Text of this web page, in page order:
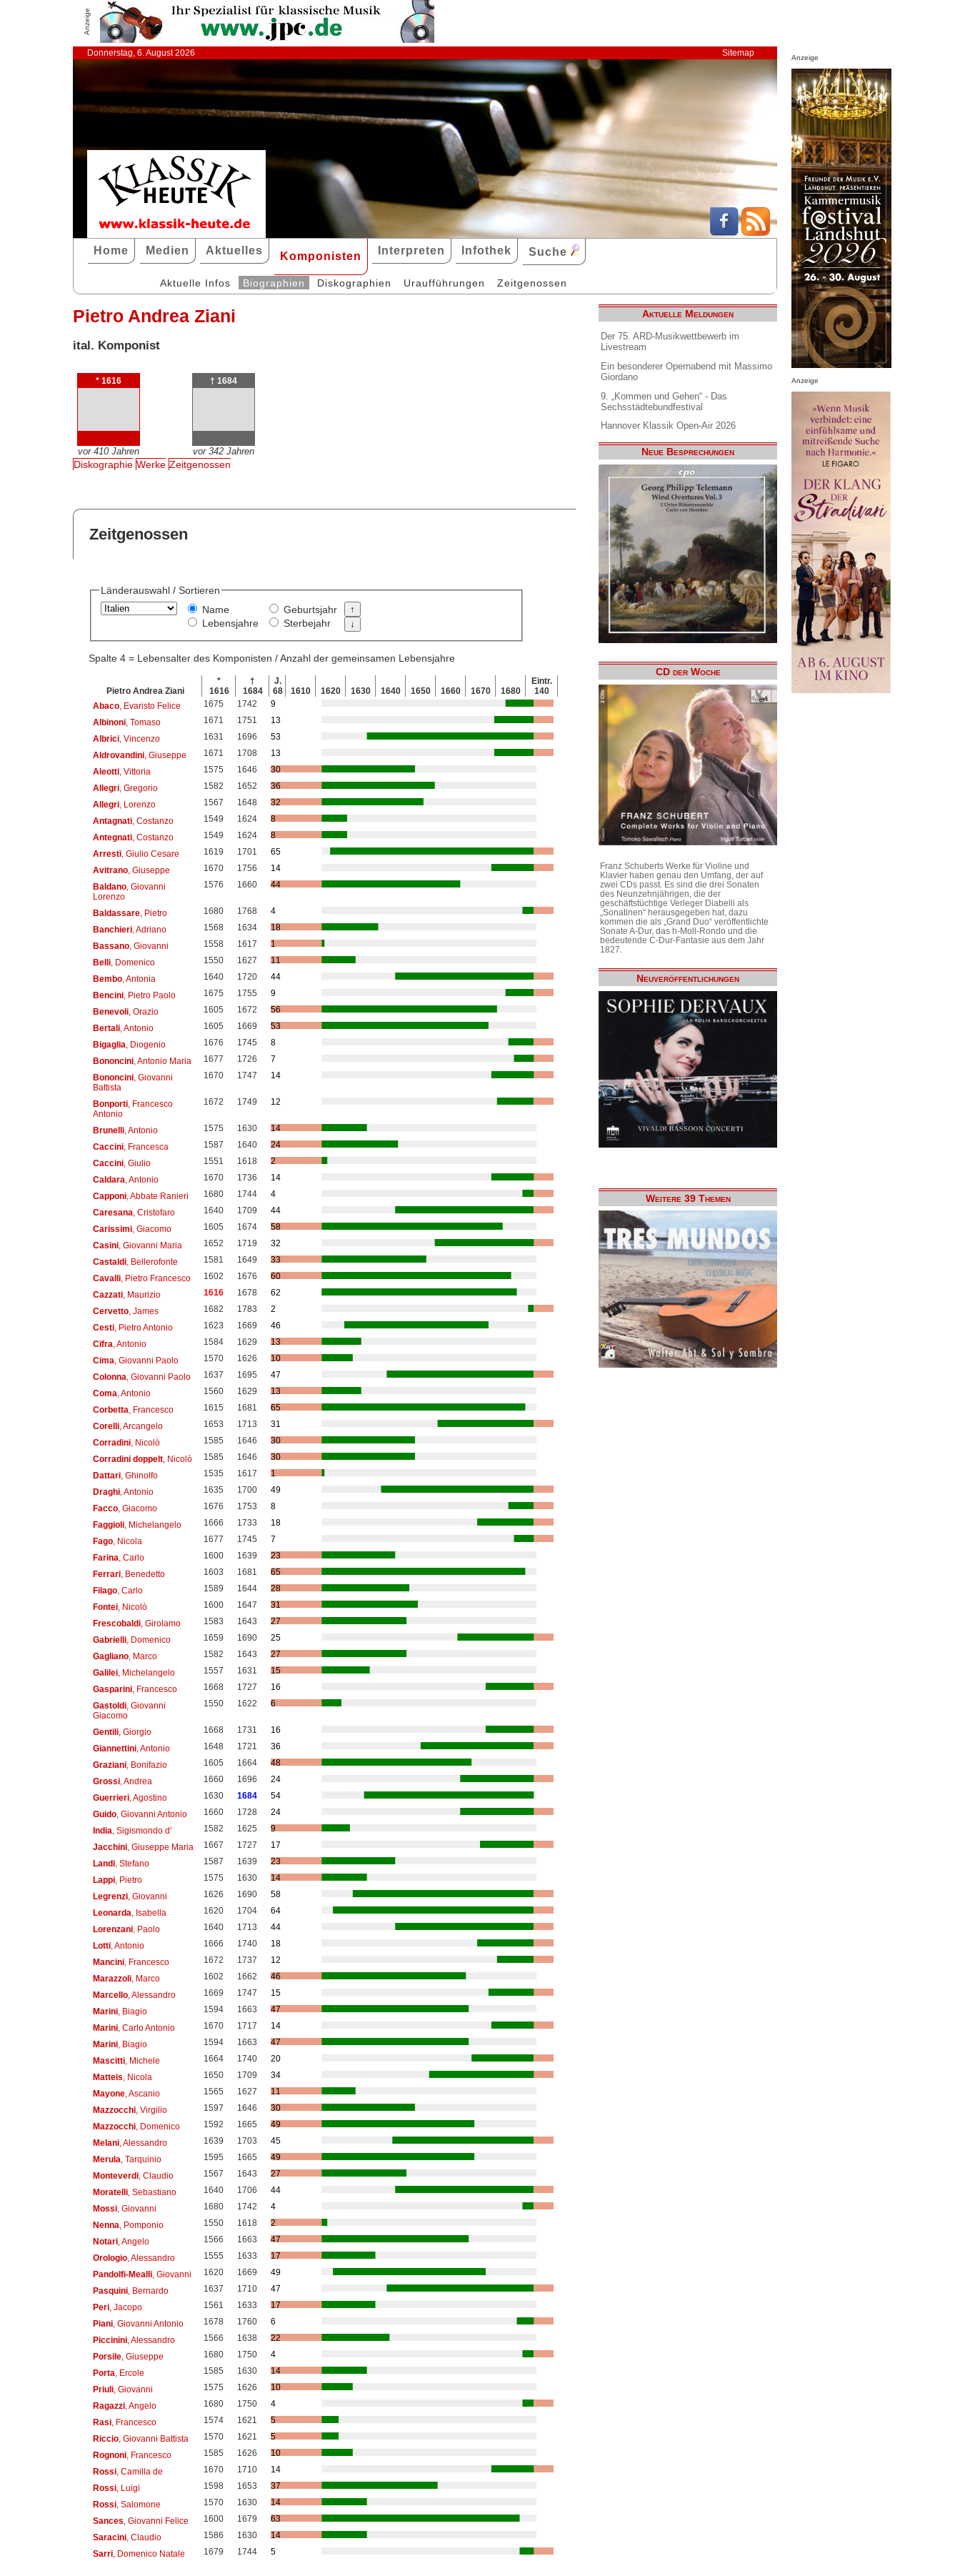
Anzeige
Donnerstag, 6. August 2026 Sitemap
Home Medien Aktuelles Komponisten Interpreten Infothek Suche
Aktuelle Infos Biographien Diskographien Uraufführungen Zeitgenossen
Pietro Andrea Ziani
ital. Komponist
* 1616
vor 410 Jahren
† 1684
vor 342 Jahren
Diskographie Werke Zeitgenossen
Zeitgenossen
Länderauswahl / Sortieren
Name
Lebensjahre
Geburtsjahr
Sterbejahr
Spalte 4 = Lebensalter des Komponisten / Anzahl der gemeinsamen Lebensjahre
Pietro Andrea Ziani
*
1616
†
1684
J.
68
1610 1620 1630 1640 1650 1660 1670 1680
Eintr.
140
Abaco, Evaristo Felice 1675 1742
9
Albinoni, Tomaso 1671 1751
13
Albrici, Vincenzo 1631 1696
53
Aldrovandini, Giuseppe 1671 1708
13
Aleotti, Vittoria 1575 1646
30
Allegri, Gregorio 1582 1652
36
Allegri, Lorenzo 1567 1648
32
Antagnati, Costanzo 1549 1624
8
Antegnati, Costanzo 1549 1624
8
Arresti, Giulio Cesare 1619 1701
65
Avitrano, Giuseppe 1670 1756
14
Baldano, Giovanni
Lorenzo
1576 1660 44
Baldassare, Pietro 1680 1768
4
Banchieri, Adriano 1568 1634
18
Bassano, Giovanni 1558 1617
1
Belli, Domenico 1550 1627
11
Bembo, Antonia 1640 1720
44
Bencini, Pietro Paolo 1675 1755
9
Benevoli, Orazio 1605 1672
56
Bertali, Antonio 1605 1669
53
Bigaglia , Diogenio 1676 1745
8
Bononcini, Antonio Maria 1677 1726
7
Bononcini, Giovanni
Battista
1670 1747 14
Bonporti, Francesco
Antonio
1672 1749 12
Brunelli, Antonio 1575 1630
14
Caccini, Francesca 1587 1640
24
Caccini, Giulio 1551 1618
2
Caldara , Antonio 1670 1736
14
Capponi, Abbate Ranieri 1680 1744
4
Caresana , Cristofaro 1640 1709
44
Carissimi, Giacomo 1605 1674
58
Casini, Giovanni Maria 1652 1719
32
Castaldi, Bellerofonte 1581 1649
33
Cavalli, Pietro Francesco 1602 1676
60
Cazzati, Maurizio 1616 1678
62
Cervetto, James 1682 1783
2
Cesti, Pietro Antonio 1623 1669
46
Cifra , Antonio 1584 1629
13
Cima , Giovanni Paolo 1570 1626
10
Colonna , Giovanni Paolo 1637 1695
47
Coma , Antonio 1560 1629
13
Corbetta , Francesco 1615 1681
65
Corelli, Arcangelo 1653 1713
31
Corradini, Nicolò 1585 1646
30
Corradini doppelt, Nicolò 1585 1646
30
Dattari, Ghinolfo 1535 1617
1
Draghi, Antonio 1635 1700
49
Facco, Giacomo 1676 1753
8
Faggioli, Michelangelo 1666 1733
18
Fago, Nicola 1677 1745
7
Farina , Carlo 1600 1639
23
Ferrari, Benedetto 1603 1681
65
Filago, Carlo 1589 1644
28
Fontei, Nicolò 1600 1647
31
Frescobaldi, Girolamo 1583 1643
27
Gabrielli, Domenico 1659 1690
25
Gagliano, Marco 1582 1643
27
Galilei, Michelangelo 1557 1631
15
Gasparini, Francesco 1668 1727
16
Gastoldi, Giovanni
Giacomo
1550 1622 6
Gentili, Giorgio 1668 1731
16
Giannettini, Antonio 1648 1721
36
Graziani, Bonifazio 1605 1664
48
Grossi, Andrea 1660 1696
24
Guerrieri, Agostino 1630 1684
54
Guido, Giovanni Antonio 1660 1728
24
India , Sigismondo d' 1582 1625
9
Jacchini, Giuseppe Maria 1667 1727
17
Landi, Stefano 1587 1639
23
Lappi, Pietro 1575 1630
14
Legrenzi, Giovanni 1626 1690
58
Leonarda , Isabella 1620 1704
64
Lorenzani, Paolo 1640 1713
44
Lotti, Antonio 1666 1740
18
Mancini, Francesco 1672 1737
12
Marazzoli, Marco 1602 1662
46
Marcello, Alessandro 1669 1747
15
Marini, Biagio 1594 1663
47
Marini, Carlo Antonio 1670 1717
14
Marini, Biagio 1594 1663
47
Mascitti, Michele 1664 1740
20
Matteis , Nicola 1650 1709
34
Mayone, Ascanio 1565 1627
11
Mazzocchi, Virgilio 1597 1646
30
Mazzocchi, Domenico 1592 1665
49
Melani, Alessandro 1639 1703
45
Merula , Tarquinio 1595 1665
49
Monteverdi, Claudio 1567 1643
27
Moratelli, Sebastiano 1640 1706
44
Mossi, Giovanni 1680 1742
4
Nenna , Pomponio 1550 1618
2
Notari, Angelo 1566 1663
47
Orologio, Alessandro 1555 1633
17
Pandolfi-Mealli, Giovanni 1620 1669
49
Pasquini, Bernardo 1637 1710
47
Peri, Jacopo 1561 1633
17
Piani, Giovanni Antonio 1678 1760
6
Piccinini, Alessandro 1566 1638
22
Porsile, Giuseppe 1680 1750
4
Porta , Ercole 1585 1630
14
Priuli, Giovanni 1575 1626
10
Ragazzi, Angelo 1680 1750
4
Rasi, Francesco 1574 1621
5
Riccio, Giovanni Battista 1570 1621
5
Rognoni, Francesco 1585 1626
10
Rossi, Camilla de 1670 1710
14
Rossi, Luigi 1598 1653
37
Rossi, Salomone 1570 1630
14
Sances , Giovanni Felice 1600 1679
63
Saracini, Claudio 1586 1630
14
Sarri, Domenico Natale 1679 1744 5
Aktuelle Meldungen
Der 75. ARD-Musikwettbewerb im
Livestream
Ein besonderer Opernabend mit Massimo
Giordano
9. „Kommen und Gehen“ - Das
Sechsstädtebundfestival
Hannover Klassik Open-Air 2026
Neue Besprechungen
CD der Woche
Franz Schuberts Werke für Violine und
Klavier haben genau den Umfang, der auf
zwei CDs passt. Es sind die drei Sonaten
des Neunzehnjährigen, die der
geschäftstüchtige Verleger Diabelli als
„Sonatinen“ herausgegeben hat, dazu
kommen die als „Grand Duo“ veröffentlichte
Sonate A-Dur, das h-Moll-Rondo und die
bedeutende C-Dur-Fantasie aus dem Jahr
1827.
Neuveröffentlichungen
Weitere 39 Themen
Anzeige
Anzeige